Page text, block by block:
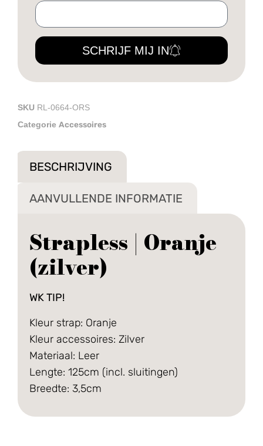
SCHRIJF MIJ IN
SKU RL-0664-ORS
Categorie Accessoires
BESCHRIJVING
AANVULLENDE INFORMATIE
Strapless | Oranje
(zilver)
WK TIP!
Kleur strap: Oranje
Kleur accessoires: Zilver
Materiaal: Leer
Lengte: 125cm (incl. sluitingen)
Breedte: 3,5cm